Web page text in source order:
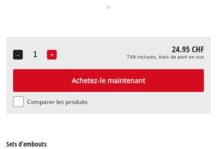
-
Quantity
+ 24.95 CHF
TVA incluses, frais de port en sus
Achetez-le maintenant
Comparer les produits
Sets d’embouts